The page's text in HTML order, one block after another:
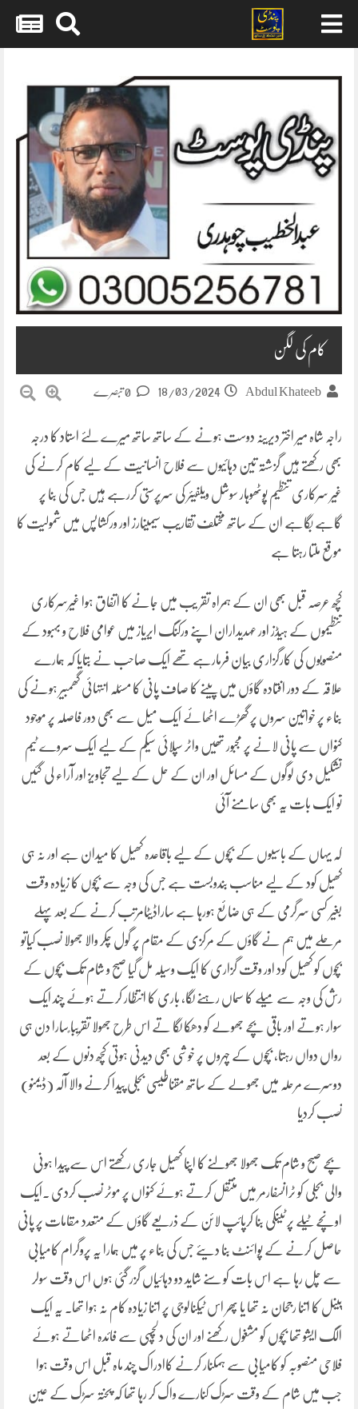
content
کام کی لگن
Abdul Khateeb
18/03/2024
راجہ شاہ میر اختر دیرینہ دوست ہونے کے ساتھ ساتھ میرے لئے استاد کا درجہ
بھی رکھتے ہیں گزشتہ تین دہائیوں سے فلاح انسانیت کے لیے کام کرنے کی
غیر سرکاری تنظیم پوٹھوہار سوشل ویلفیئر کی سرپرستی کررہے ہیں جس کی بنا پر
گاہے بگاہے ان کے ساتھ مختلف تقاریب سیمینارز اور ورکشاپس میں شمولیت کا
موقع ملتا رہتا ہے
کچھ عرصہ قبل بھی ان کے ہمراہ تقر یب میں جانے کا اتفاق ہوا غیرسرکاری
تنظیموں کے ہیڈز اور عہدیداران اپنے ورکنگ ایریاز میں عوامی فلاح و بہبود کے
منصوبوں کی کارگزاری بیان فرمارہے تھے ایک صاحب نے بتایا کہ ہمارے
علاقہ کے دور افتادہ گاؤں میں پینے کا صاف پانی کا مسئلہ انتہائی گھمبیر ہونے کی
بناء پر خواتین سروں پر گھڑے اٹھائے ایک میل سے بھی دور فاصلہ پر موجود
کنواں سے پانی لانے پر مجبور تھیں واٹر سپلائی سیکم کے لیے ایک سروے ٹیم
تشکیل دی لوگوں کے مسائل اور ان کے حل کے لیے تجاویز اور آراء لی گئیں
تو ایک بات یہ بھی سامنے آئی
کہ یہاں کے باسیوں کے بچوں کے لیے باقاعدہ کھیل کا میدان ہے اور نہ ہی
کھیل کود کے لیے مناسب بندوبست ہے جس کی وجہ سے بچوں کا زیادہ وقت
بغیر کسی سرگرمی کے ہی ضائع ہورہا ہے ساراڈیٹامرتب کرنے کے بعد پہلے
مرحلے میں ہم نے گاؤں کے مرکزی کے مقام پر گول چکر والا جھولا نصب کیاتو
بچوں کو کھیل کود اور وقت گزاری کا ایک وسیلہ مل گیا صبح و شام تک بچوں کے
رش کی وجہ سے میلے کا سماں رہنے لگا، باری کا انتظار کرتے ہوئے چند ایک
سوار ہوتے اور باقی بچے جھولے کو دھکا لگا تے اس طرح جھولا تقریبا ًسارا دن ہی
رواں دواں رہتا، بچوں کے چہروں پر خوشی بھی دیدنی ہوتی کچھ دنوں کے بعد
دوسرے مرحلہ میں جھولے کے ساتھ مقناطیسی بجلی پیدا کرنے والا آلہ (ڈیمنو)
نصب کردیا
بچے صبح و شام تک جھولا جھولنے کا اپنا کھیل جاری رکھتے اس سے پیدا ہونی
والی بجلی کو ٹرانسفارمر میں منتقل کرتے ہوئے کنواں پر موٹر نصب کردی ۔ایک
اونچے ٹیلے پر ٹینکی بنا کرپائپ لائن کے ذریعے گاؤں کے متعدد مقامات پر پانی
حاصل کرنے کے پوائنٹ بنا دیئے جس کی بناء پر میں ہمارا یہ پروگرام کامیابی
سے چل رہا ہے اس بات کو سنے شاید دو دہائیاں گزر گئی ہوں اس وقت سولر
پینل کا اتنا رجحان نہ تھا یا پھر اس ٹیکنالوجی پر اتنا زیادہ کام نہ ہوا تھا۔ یہ ایک
الگ ایشو تھا بچوں کو مشغول رکھنے اور ان کی دلچسپی سے فائدہ اٹھاتے ہوئے
فلاحی منصوبہ کو کامیابی سے ہمکنار کرنے کاادراک چند ماہ قبل اس وقت ہوا
جب میں شام کے وقت سڑک کنارے واک کر رہا تھا کہ پختہ سڑک کے عین